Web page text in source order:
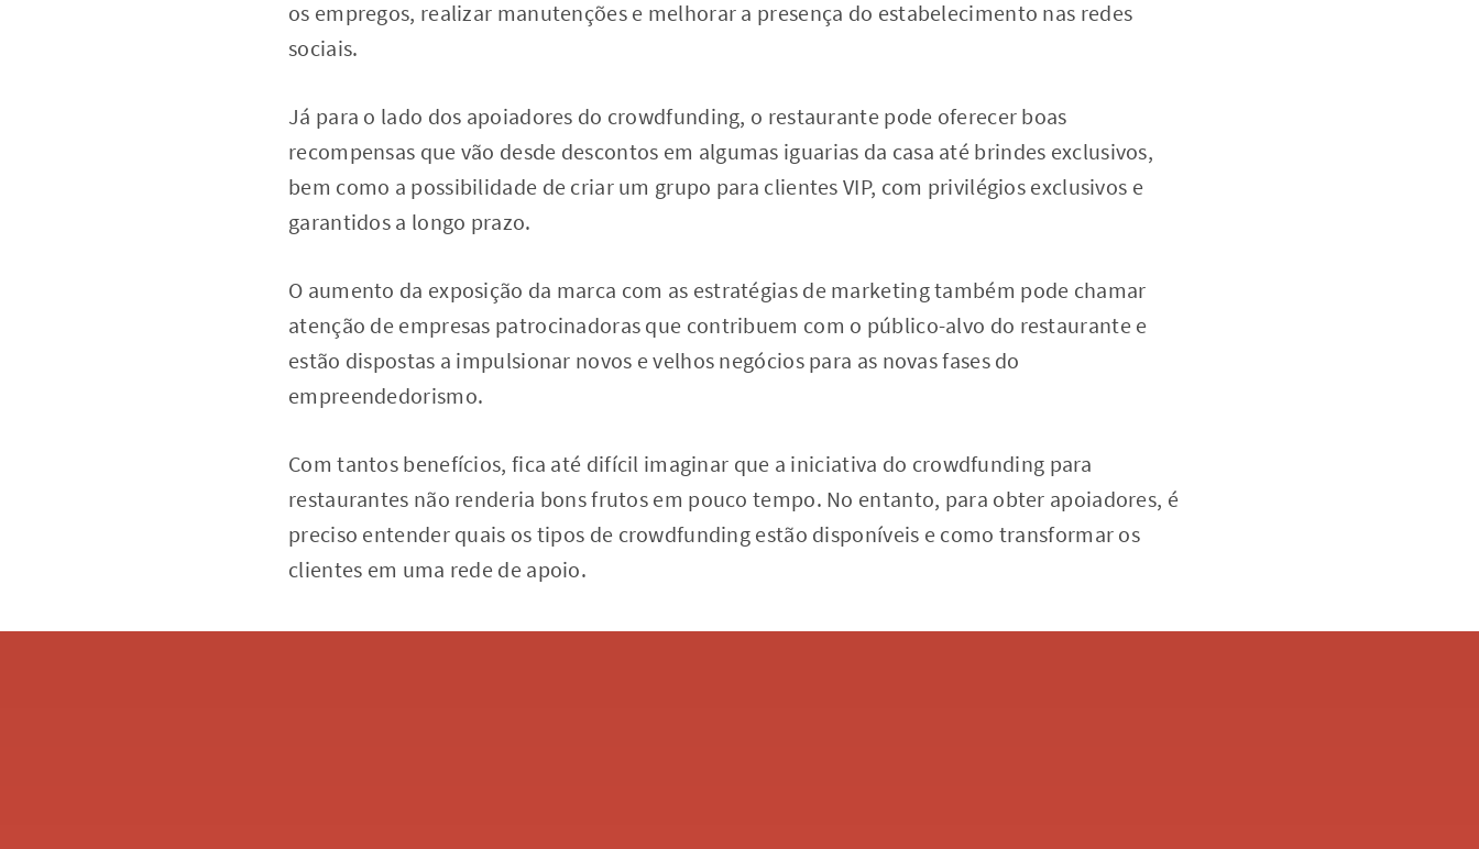
os empregos, realizar manutenções e melhorar a presença do estabelecimento nas redes
sociais.
Já para o lado dos apoiadores do crowdfunding, o restaurante pode oferecer boas
recompensas que vão desde descontos em algumas iguarias da casa até brindes exclusivos,
bem como a possibilidade de criar um grupo para clientes VIP, com privilégios exclusivos e
garantidos a longo prazo.
O aumento da exposição da marca com as estratégias de marketing também pode chamar
atenção de empresas patrocinadoras que contribuem com o público-alvo do restaurante e
estão dispostas a impulsionar novos e velhos negócios para as novas fases do
empreendedorismo.
Com tantos benefícios, fica até difícil imaginar que a iniciativa do crowdfunding para
restaurantes não renderia bons frutos em pouco tempo. No entanto, para obter apoiadores, é
preciso entender quais os tipos de crowdfunding estão disponíveis e como transformar os
clientes em uma rede de apoio.